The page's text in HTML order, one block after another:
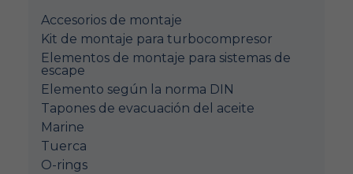
Accesorios de montaje
Kit de montaje para turbocompresor
Elementos de montaje para sistemas de
escape
Elemento según la norma DIN
Tapones de evacuación del aceite
Marine
Tuerca
O-rings